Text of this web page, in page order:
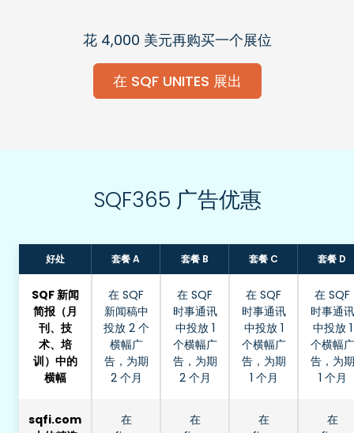
花 4,000 美元再购买一个展位
在 SQF UNITES 展出
SQF365 广告优惠
好处 套餐 A 套餐 B 套餐 C 套餐 D
SQF 新闻
简报（月
刊、技
术、培
训）中的
横幅
在 SQF
新闻稿中
投放 2 个
横幅广
告，为期
2 个月
在 SQF
时事通讯
中投放 1
个横幅广
告，为期
2 个月
在 SQF
时事通讯
中投放 1
个横幅广
告，为期
1 个月
在 SQF
时事通讯
中投放 1
个横幅广
告，为期
1 个月
sqfi.com
在
在
在
在